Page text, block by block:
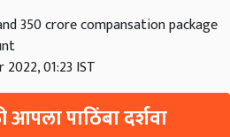
350 crore compansation package
01:23 IST
आपला पाठिंबा दर्शवा